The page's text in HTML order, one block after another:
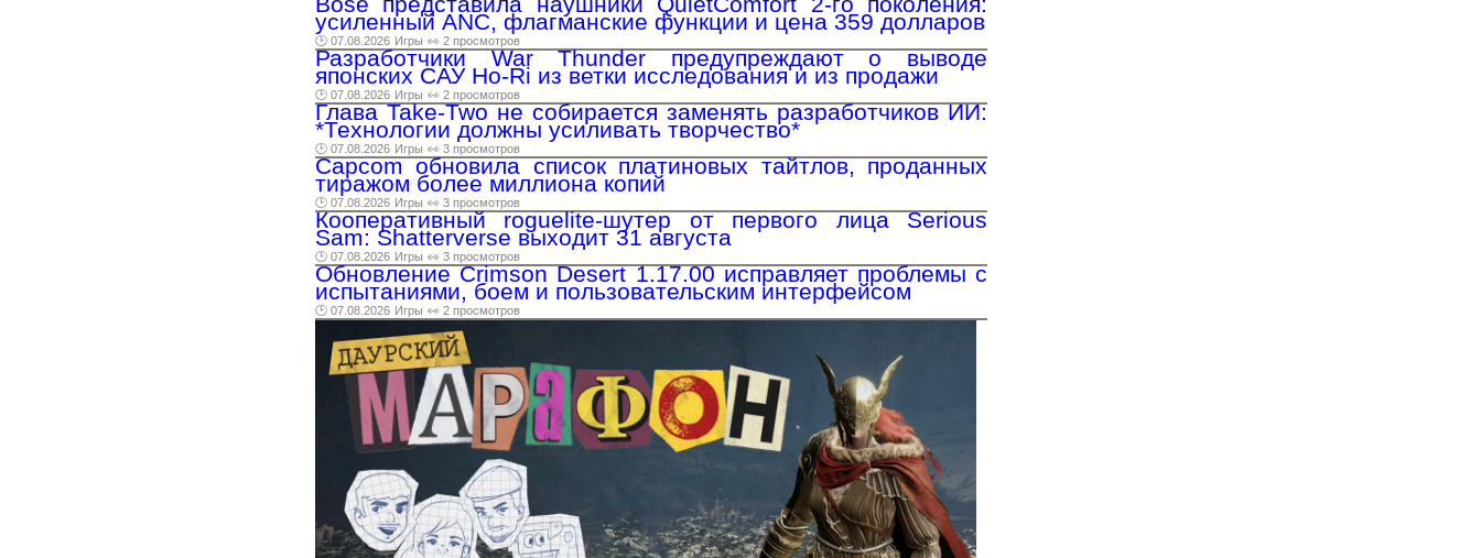
усиленный ANC, флагманские функции и цена 359 долларов
🕑 07.08.2026 Игры 👀 2 просмотров
Разработчики War Thunder предупреждают о выводе
японских САУ Ho-Ri из ветки исследования и из продажи
🕑 07.08.2026 Игры 👀 2 просмотров
Глава Take-Two не собирается заменять разработчиков ИИ:
*Технологии должны усиливать творчество*
🕑 07.08.2026 Игры 👀 3 просмотров
Capcom обновила список платиновых тайтлов, проданных
тиражом более миллиона копий
🕑 07.08.2026 Игры 👀 3 просмотров
Кооперативный roguelite-шутер от первого лица Serious
Sam: Shatterverse выходит 31 августа
🕑 07.08.2026 Игры 👀 3 просмотров
Обновление Crimson Desert 1.17.00 исправляет проблемы с
испытаниями, боем и пользовательским интерфейсом
🕑 07.08.2026 Игры 👀 2 просмотров